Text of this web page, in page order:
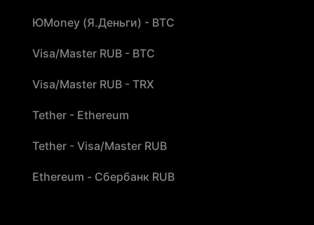
ЮMoney (Я.Деньги) - BTC
Visa/Master RUB - BTC
Visa/Master RUB - TRX
Tether - Ethereum
Tether - Visa/Master RUB
Ethereum - Сбербанк RUB